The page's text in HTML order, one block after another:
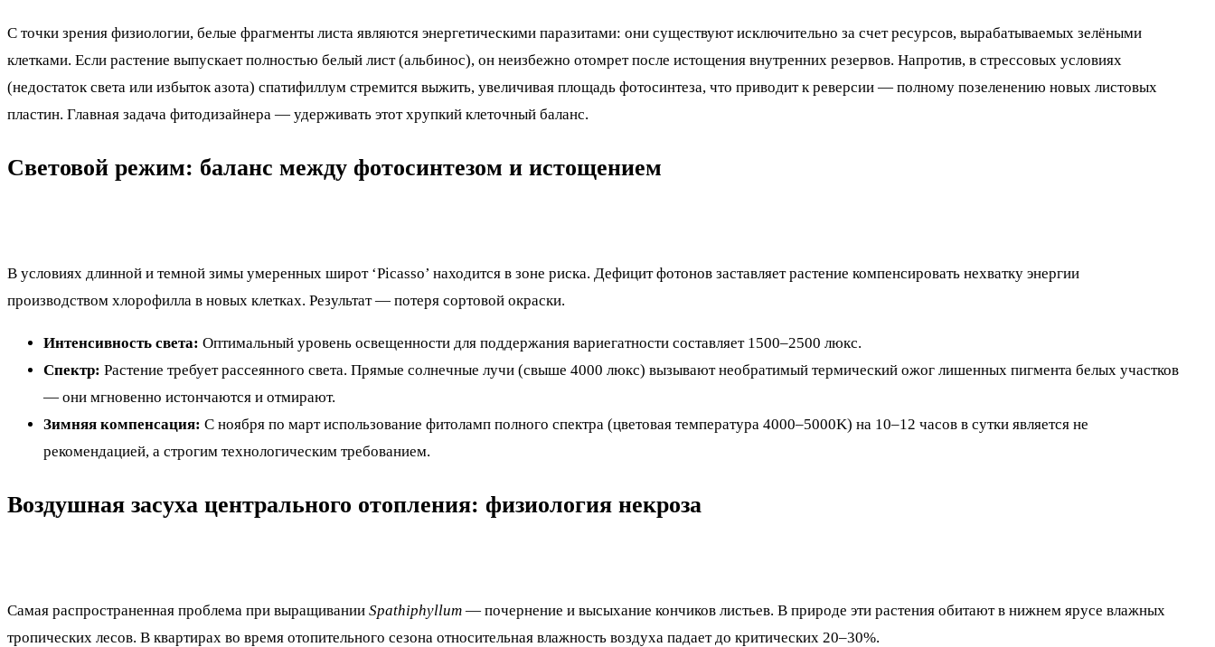
С точки зрения физиологии, белые фрагменты листа являются энергетическими паразитами: они существуют исключительно за счет ресурсов, вырабатываемых зелёными
клетками. Если растение выпускает полностью белый лист (альбинос), он неизбежно отомрет после истощения внутренних резервов. Напротив, в стрессовых условиях
(недостаток света или избыток азота) спатифиллум стремится выжить, увеличивая площадь фотосинтеза, что приводит к реверсии — полному позеленению новых листовых
пластин. Главная задача фитодизайнера — удерживать этот хрупкий клеточный баланс.
Световой режим: баланс между фотосинтезом и истощением
В условиях длинной и темной зимы умеренных широт ‘Picasso’ находится в зоне риска. Дефицит фотонов заставляет растение компенсировать нехватку энергии
производством хлорофилла в новых клетках. Результат — потеря сортовой окраски.
Интенсивность света: Оптимальный уровень освещенности для поддержания вариегатности составляет 1500–2500 люкс.
Спектр: Растение требует рассеянного света. Прямые солнечные лучи (свыше 4000 люкс) вызывают необратимый термический ожог лишенных пигмента белых участков
— они мгновенно истончаются и отмирают.
Зимняя компенсация: С ноября по март использование фитоламп полного спектра (цветовая температура 4000–5000K) на 10–12 часов в сутки является не
рекомендацией, а строгим технологическим требованием.
Воздушная засуха центрального отопления: физиология некроза
Самая распространенная проблема при выращивании Spathiphyllum — почернение и высыхание кончиков листьев. В природе эти растения обитают в нижнем ярусе влажных
тропических лесов. В квартирах во время отопительного сезона относительная влажность воздуха падает до критических 20–30%.